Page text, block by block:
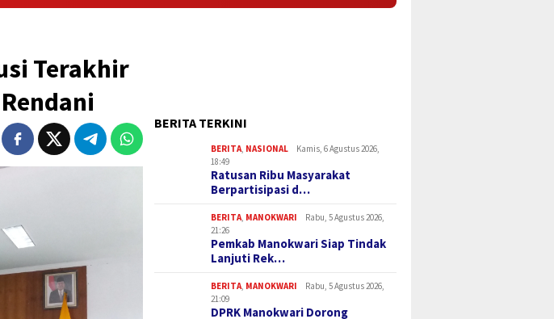
Terakhir
BERITA TERKINI
BERITA, NASIONAL
Kamis, 6 Agustus 2026,
18:49
Ratusan Ribu Masyarakat
Berpartisipasi d…
BERITA, MANOKWARI
Rabu, 5 Agustus 2026,
21:26
Pemkab Manokwari Siap Tindak
Lanjuti Rek…
BERITA, MANOKWARI
Rabu, 5 Agustus 2026,
21:09
DPRK Manokwari Dorong